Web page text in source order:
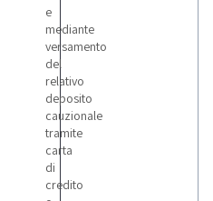
e
mediante
versamento
del
relativo
deposito
cauzionale
tramite
carta
di
credito